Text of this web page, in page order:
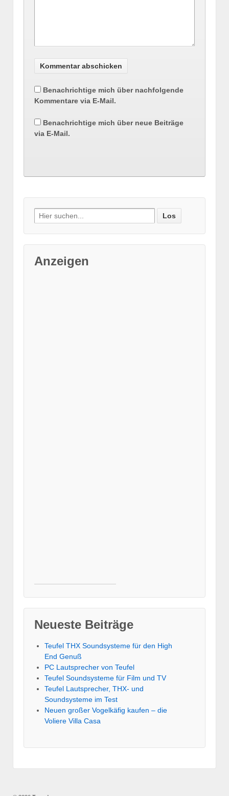
Benachrichtige mich über nachfolgende
Kommentare via E-Mail.
Benachrichtige mich über neue Beiträge
via E-Mail.
Suche nach:
Anzeigen
Neueste Beiträge
Teufel THX Soundsysteme für den High
End Genuß
PC Lautsprecher von Teufel
Teufel Soundsysteme für Film und TV
Teufel Lautsprecher, THX- und
Soundsysteme im Test
Neuen großer Vogelkäfig kaufen – die
Voliere Villa Casa